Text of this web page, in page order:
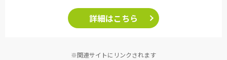
詳細はこちら
※関連サイトにリンクされます